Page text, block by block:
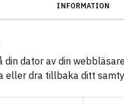
INFORMATION
dator av din
eller dra tillbaka ditt
FÖRETAG
BASTA ID
717409